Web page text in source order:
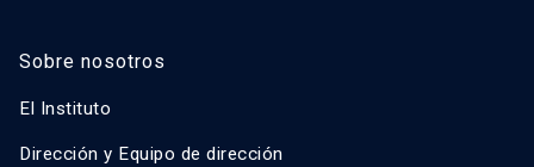
Sobre nosotros
El Instituto
Dirección y Equipo de dirección